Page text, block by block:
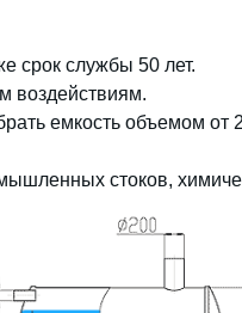
срок службы 50 лет.
воздействиям.
емкость объемом от
стоков,